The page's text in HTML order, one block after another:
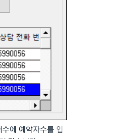
에 예약자수를 입